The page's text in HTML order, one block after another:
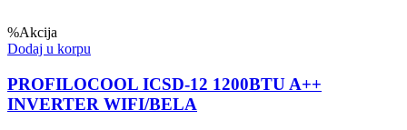
%Akcija
Dodaj u korpu
PROFILOCOOL ICSD-12 1200BTU A++
INVERTER WIFI/BELA